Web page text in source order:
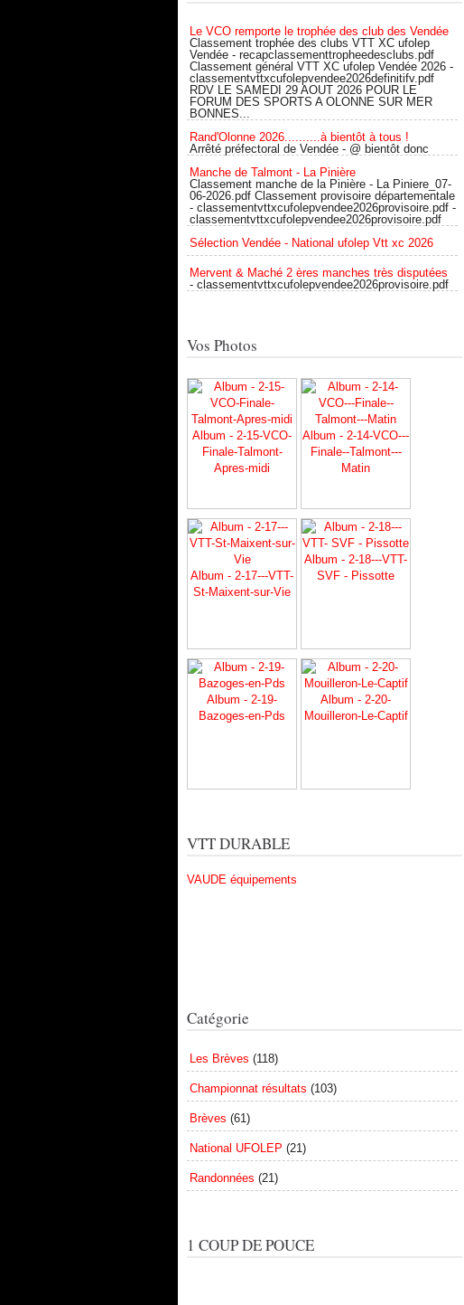
Le VCO remporte le trophée des club des Vendée
Classement trophée des clubs VTT XC ufolep
Vendée - recapclassementtropheedesclubs.pdf
Classement général VTT XC ufolep Vendée 2026 -
classementvttxcufolepvendee2026definitifv.pdf
RDV LE SAMEDI 29 AOUT 2026 POUR LE
FORUM DES SPORTS A OLONNE SUR MER
BONNES...
Rand'Olonne 2026..........à bientôt à tous !
Arrêté préfectoral de Vendée - @ bientôt donc
Manche de Talmont - La Pinière
Classement manche de la Pinière - La Piniere_07-
06-2026.pdf Classement provisoire départementale
- classementvttxcufolepvendee2026provisoire.pdf -
classementvttxcufolepvendee2026provisoire.pdf
Sélection Vendée - National ufolep Vtt xc 2026
Mervent & Maché 2 ères manches très disputées
- classementvttxcufolepvendee2026provisoire.pdf
Vos Photos
Album - 2-15-VCO-
Finale-Talmont-
Apres-midi
Album - 2-14-VCO---
Finale--Talmont---
Matin
Album - 2-17---VTT-
St-Maixent-sur-Vie
Album - 2-18---VTT-
SVF - Pissotte
Album - 2-19-
Bazoges-en-Pds
Album - 2-20-
Mouilleron-Le-Captif
VTT DURABLE
VAUDE équipements
Catégorie
Les Brèves (118)
Championnat résultats (103)
Brèves (61)
National UFOLEP (21)
Randonnées (21)
1 COUP DE POUCE